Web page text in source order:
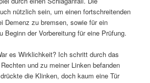
nützlich sein, um einen fortschreitenden
Demenz zu bremsen, sowie für ein
Beginn der Vorbereitung für eine Prüfung.
es Wirklichkeit? Ich schritt durch das
und zu meiner Linken befanden
die Klinken, doch kaum eine Tür